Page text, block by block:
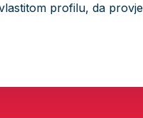
profilu, da